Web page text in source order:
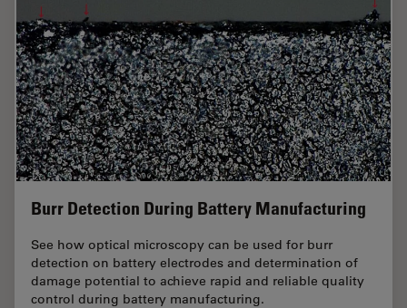
Burr Detection During Battery Manufacturing
See how optical microscopy can be used for burr
detection on battery electrodes and determination of
damage potential to achieve rapid and reliable quality
control during battery manufacturing.